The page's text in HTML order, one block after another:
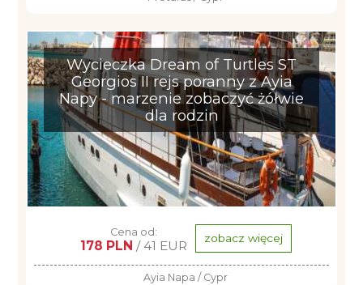
Wycieczka Dream of Turtles ST
Georgios II rejs poranny z Ayia
Napy - marzenie zobaczyć żółwie
dla rodzin
Cena od:
178 PLN / 41 EUR zobacz więcej
Ayia Napa / Cypr